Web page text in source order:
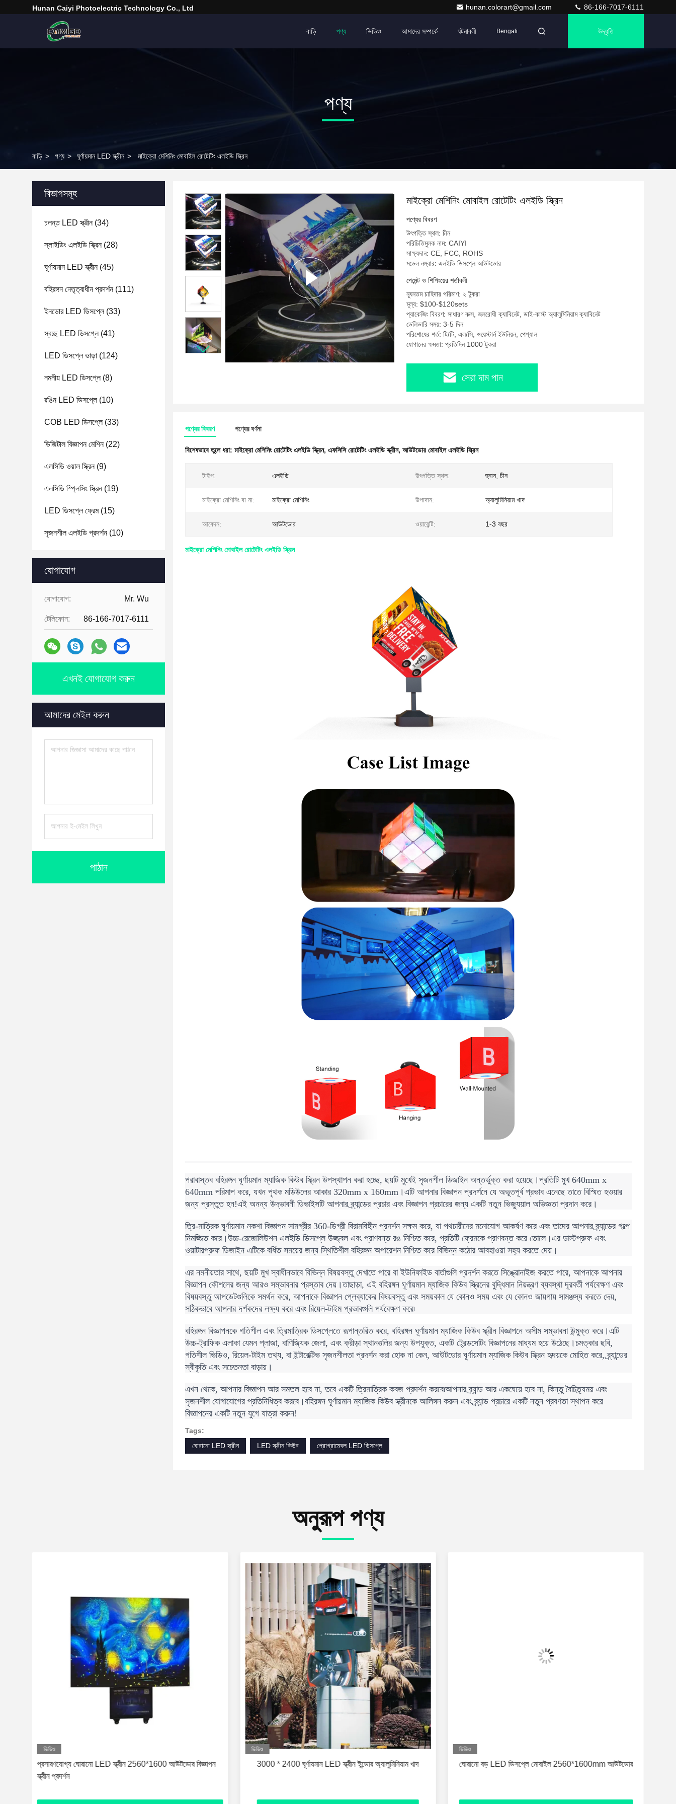
Hunan Caiyi Photoelectric Technology Co., Ltd hunan.colorart@gmail.com 86-166-7017-6111
বাড়ি পণ্য ভিডিও আমাদের সম্পর্কে ঘটনাবলী Bengali উদ্ধৃতি
পণ্য
বাড়ি > পণ্য > ঘূর্ণায়মান LED স্ক্রীন > মাইক্রো মেশিনিং মোবাইল রোটেটিং এলইডি স্ক্রিন
বিভাগসমূহ
চলন্ত LED স্ক্রীন(34)
স্লাইডিং এলইডি স্ক্রিন(28)
ঘূর্ণায়মান LED স্ক্রীন(45)
বহিরঙ্গন নেতৃত্বাধীন প্রদর্শন(111)
ইনডোর LED ডিসপ্লে(33)
স্বচ্ছ LED ডিসপ্লে(41)
LED ডিসপ্লে ভাড়া (124)
নমনীয় LED ডিসপ্লে(8)
রঙিন LED ডিসপ্লে(10)
COB LED ডিসপ্লে(33)
ডিজিটাল বিজ্ঞাপন মেশিন(22)
এলসিডি ওয়াল স্ক্রিন(9)
এলসিডি স্প্লিসিং স্ক্রিন(19)
LED ডিসপ্লে ফ্রেম(15)
সৃজনশীল এলইডি প্রদর্শন(10)
যোগাযোগ
যোগাযোগ: Mr. Wu
টেলিফোন: 86-166-7017-6111
এখনই যোগাযোগ করুন
আমাদের মেইল করুন
পাঠান
মাইক্রো মেশিনিং মোবাইল রোটেটিং এলইডি স্ক্রিন
পণ্যের বিবরণ
উৎপত্তি স্থল: চীন
পরিচিতিমুলক নাম: CAIYI
সাক্ষ্যদান: CE, FCC, ROHS
মডেল নম্বার: এলইডি ডিসপ্লে আউটডোর
পেমেন্ট ও শিপিংয়ের শর্তাবলী
ন্যূনতম চাহিদার পরিমাণ: ২ টুকরা
মূল্য: $100-$120sets
প্যাকেজিং বিবরণ: সাধারণ বাক্স, জলরোধী ক্যাবিনেট, ডাই-কাস্ট অ্যালুমিনিয়াম ক্যাবিনেট
ডেলিভারি সময়: 3-5 দিন
পরিশোধের শর্ত: টি/টি, এল/সি, ওয়েস্টার্ন ইউনিয়ন, পেপ্যাল
যোগানের ক্ষমতা: প্রতিদিন 1000 টুকরা
সেরা দাম পান
পণ্যের বিবরণ পণ্যের বর্ণনা
বিশেষভাবে তুলে ধরা: মাইক্রো মেশিনিং রোটেটিং এলইডি স্ক্রিন, এফসিসি রোটেটিং এলইডি স্ক্রীন, আউটডোর মোবাইল এলইডি স্ক্রিন
টাইপ: এলইডি উৎপত্তি স্থল: হুনান, চীন
মাইক্রো মেশিনিং বা না: মাইক্রো মেশিনিং উপাদান: অ্যালুমিনিয়াম খাদ
আবেদন: আউটডোর ওয়ারেন্টি: 1-3 বছর
মাইক্রো মেশিনিং মোবাইল রোটেটিং এলইডি স্ক্রিন
পরাবাস্তব বহিরঙ্গন ঘূর্ণায়মান ম্যাজিক কিউব স্ক্রিন উপস্থাপন করা হচ্ছে, ছয়টি মুখেই সৃজনশীল ডিজাইন অন্তর্ভুক্ত করা হয়েছে।প্রতিটি মুখ 640mm x
640mm পরিমাপ করে, যখন পৃথক মডিউলের আকার 320mm x 160mm।এটি আপনার বিজ্ঞাপন প্রদর্শনে যে অভূতপূর্ব প্রভাব এনেছে তাতে বিস্মিত হওয়ার
জন্য প্রস্তুত হন!এই অনন্য উদ্ভাবনী ডিভাইসটি আপনার ব্র্যান্ডের প্রচার এবং বিজ্ঞাপন প্রচারের জন্য একটি নতুন ভিজ্যুয়াল অভিজ্ঞতা প্রদান করে।
ত্রি-মাত্রিক ঘূর্ণায়মান নকশা বিজ্ঞাপন সামগ্রীর 360-ডিগ্রী বিরামবিহীন প্রদর্শন সক্ষম করে, যা পথচারীদের মনোযোগ আকর্ষণ করে এবং তাদের আপনার ব্র্যান্ডের গল্পে
নিমজ্জিত করে।উচ্চ-রেজোলিউশন এলইডি ডিসপ্লে উজ্জ্বল এবং প্রাণবন্ত রঙ নিশ্চিত করে, প্রতিটি ফ্রেমকে প্রাণবন্ত করে তোলে।এর ডাস্টপ্রুফ এবং
ওয়াটারপ্রুফ ডিজাইন এটিকে বর্ধিত সময়ের জন্য স্থিতিশীল বহিরঙ্গন অপারেশন নিশ্চিত করে বিভিন্ন কঠোর আবহাওয়া সহ্য করতে দেয়।
এর নমনীয়তার সাথে, ছয়টি মুখ স্বাধীনভাবে বিভিন্ন বিষয়বস্তু দেখাতে পারে বা ইউনিফাইড বার্তাগুলি প্রদর্শন করতে সিঙ্ক্রোনাইজ করতে পারে, আপনাকে আপনার
বিজ্ঞাপন কৌশলের জন্য আরও সম্ভাবনার প্রস্তাব দেয়।তাছাড়া, এই বহিরঙ্গন ঘূর্ণায়মান ম্যাজিক কিউব স্ক্রিনের বুদ্ধিমান নিয়ন্ত্রণ ব্যবস্থা দূরবর্তী পর্যবেক্ষণ এবং
বিষয়বস্তু আপডেটগুলিকে সমর্থন করে, আপনাকে বিজ্ঞাপন প্লেব্যাকের বিষয়বস্তু এবং সময়কাল যে কোনও সময় এবং যে কোনও জায়গায় সামঞ্জস্য করতে দেয়,
সঠিকভাবে আপনার দর্শকদের লক্ষ্য করে এবং রিয়েল-টাইম প্রভাবগুলি পর্যবেক্ষণ করে৷
বহিরঙ্গন বিজ্ঞাপনকে গতিশীল এবং ত্রিমাত্রিক ডিসপ্লেতে রূপান্তরিত করে, বহিরঙ্গন ঘূর্ণায়মান ম্যাজিক কিউব স্ক্রীন বিজ্ঞাপনে অসীম সম্ভাবনা উন্মুক্ত করে।এটি
উচ্চ-ট্রাফিক এলাকা যেমন প্লাজা, বাণিজ্যিক জেলা, এবং ক্রীড়া স্থানগুলির জন্য উপযুক্ত, একটি ট্রেন্ডসেটিং বিজ্ঞাপনের মাধ্যম হয়ে উঠেছে।চমত্কার ছবি,
গতিশীল ভিডিও, রিয়েল-টাইম তথ্য, বা ইন্টারেক্টিভ সৃজনশীলতা প্রদর্শন করা হোক না কেন, আউটডোর ঘূর্ণায়মান ম্যাজিক কিউব স্ক্রিন হৃদয়কে মোহিত করে, ব্র্যান্ডের
স্বীকৃতি এবং সচেতনতা বাড়ায়।
এখন থেকে, আপনার বিজ্ঞাপন আর সমতল হবে না, তবে একটি ত্রিমাত্রিক কবজ প্রদর্শন করবে৷আপনার ব্র্যান্ড আর একঘেয়ে হবে না, কিন্তু বৈচিত্র্যময় এবং
সৃজনশীল যোগাযোগের প্রতিনিধিত্ব করবে।বহিরঙ্গন ঘূর্ণায়মান ম্যাজিক কিউব স্ক্রীনকে আলিঙ্গন করুন এবং ব্র্যান্ড প্রচারে একটি নতুন প্রবণতা স্থাপন করে
বিজ্ঞাপনের একটি নতুন যুগে যাত্রা করুন!
Tags:
ঘোরানো LED স্ক্রীন
LED স্ক্রীন কিউব প্রোগ্রামেবল LED ডিসপ্লে
অনুরূপ পণ্য
ভিডিও
প্রসারণযোগ্য ঘোরানো LED স্ক্রীন 2560*1600 আউটডোর বিজ্ঞাপন
স্ক্রীন প্রদর্শন
ভিডিও
3000 * 2400 ঘূর্ণায়মান LED স্ক্রীন ইন্ডোর অ্যালুমিনিয়াম খাদ
ভিডিও
ঘোরানো বড় LED ডিসপ্লে মোবাইল 2560*1600mm আউটডোর